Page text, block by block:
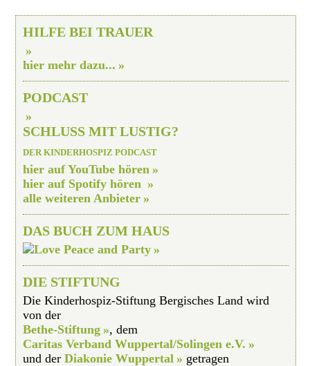
HILFE BEI TRAUER
hier mehr dazu...
PODCAST
SCHLUSS MIT LUSTIG?
DER KINDERHOSPIZ PODCAST
hier auf YouTube hören
hier auf Spotify hören
alle weiteren Anbieter
DAS BUCH ZUM HAUS
DIE STIFTUNG
Die Kinderhospiz-Stiftung Bergisches Land wird
von der
Bethe-Stiftung
, dem
Caritas Verband Wuppertal/Solingen e.V.
und der Diakonie Wuppertal getragen